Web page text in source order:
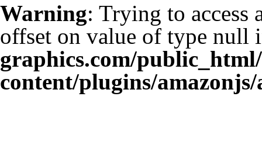
Warning: Trying to access
offset on value of type null
graphics.com/
content/plugins/